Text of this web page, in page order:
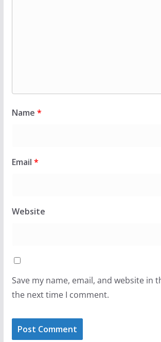
Name *
Email *
Website
Save my name, email, and website in
the next time I comment.